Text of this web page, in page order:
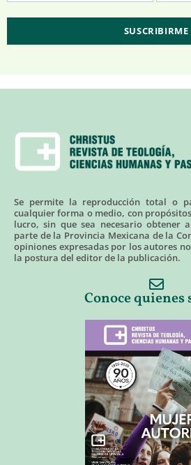
Se permite la reproducción total o
cualquier forma o medio, con
lucro, sin que sea necesario obtener
parte de la Provincia Mexicana de la
opiniones expresadas por los autores
la postura del editor de la publicación.
Conoce quienes